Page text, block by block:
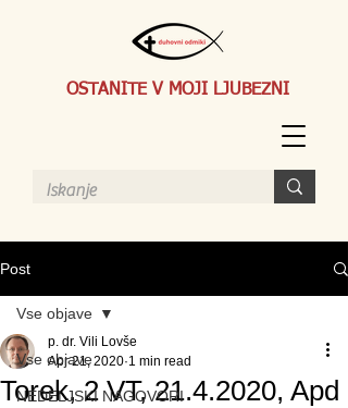
OSTANITE V MOJI LJUBEZNI
Post
Vse objave
NEDELJSKI NAGOVORI
Vse objave
Torek, 2 VT, 21.4.2020, Apd
p. dr. Vili Lovše
Apr 21, 2020 1 min read